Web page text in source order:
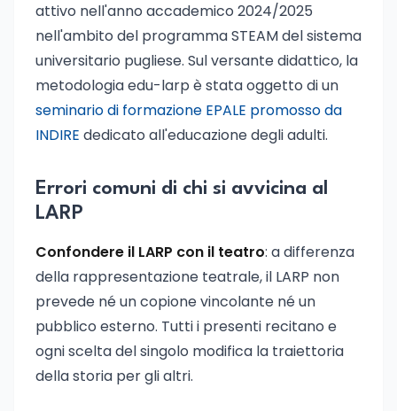
attivo nell'anno accademico 2024/2025
nell'ambito del programma STEAM del sistema
universitario pugliese. Sul versante didattico, la
metodologia edu-larp è stata oggetto di un
seminario di formazione EPALE promosso da
INDIRE dedicato all'educazione degli adulti.
Errori comuni di chi si avvicina al
LARP
Confondere il LARP con il teatro: a differenza
della rappresentazione teatrale, il LARP non
prevede né un copione vincolante né un
pubblico esterno. Tutti i presenti recitano e
ogni scelta del singolo modifica la traiettoria
della storia per gli altri.